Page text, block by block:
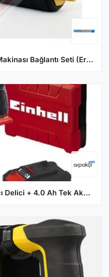
Maxweld 35x70 Kaynak Makinası Bağlantı Seti (Erkek + Dişi)
Einhell Herocco Şarjlı Kırıcı Delici + 4.0 Ah Tek Akü ve Şarj Ünitesi